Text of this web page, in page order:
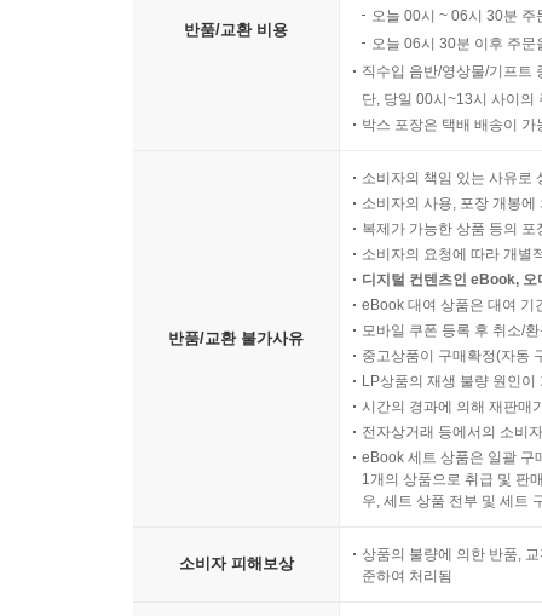
반품/교환 비용
오늘 00시 ~ 06시 30분
오늘 06시 30분 이후 주
직수입 음반/영상물/기프트
단, 당일 00시~13시 사이의
박스 포장은 택배 배송이
반품/교환 불가사유
소비자의 책임 있는 사유로
소비자의 사용, 포장 개봉
복제가 가능한 상품 등의
소비자의 요청에 따라 개별
디지털 컨텐츠인 eBook,
eBook 대여 상품은 대여 기
모바일 쿠폰 등록 후 취소/
중고상품이 구매확정(자동
LP상품의 재생 불량 원인
시간의 경과에 의해 재판매
전자상거래 등에서의 소비
eBook 세트 상품은 일괄 구
1개의 상품으로 취급 및 판
우, 세트 상품 전부 및 세트
소비자 피해보상
상품의 불량에 의한 반품,
준하여 처리됨